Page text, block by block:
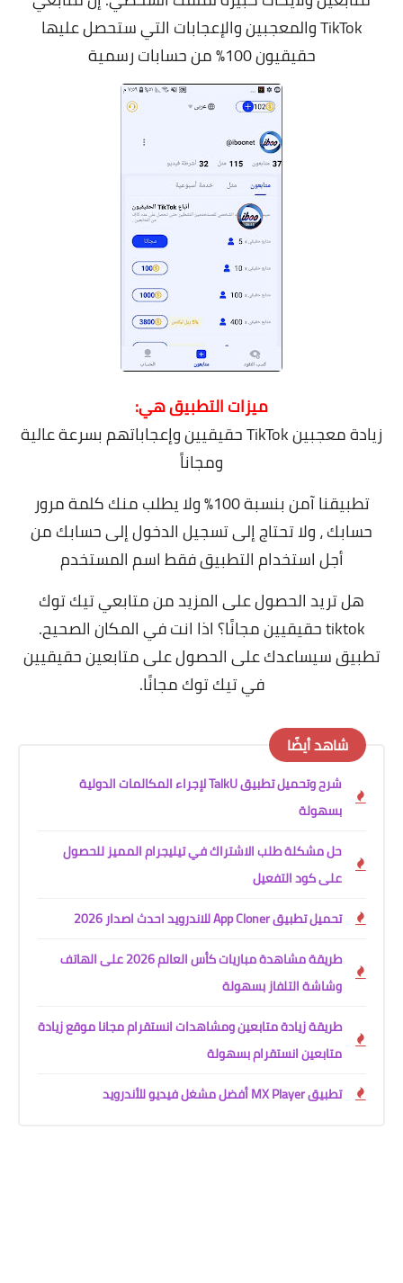
TikTok والمعجبين والإعجابات التي ستحصل عليها
حقيقيون 100٪ من حسابات رسمية
ميزات التطبيق هي:
زيادة معجبين TikTok حقيقيين وإعجاباتهم بسرعة عالية
ومجاناً
تطبيقنا آمن بنسبة 100٪ ولا يطلب منك كلمة مرور
حسابك ، ولا تحتاج إلى تسجيل الدخول إلى حسابك من
أجل استخدام التطبيق فقط اسم المستخدم
هل تريد الحصول على المزيد من متابعي تيك توك
tiktok حقيقيين مجانًا؟ اذا انت في المكان الصحيح.
تطبيق سيساعدك على الحصول على متابعين حقيقيين
في تيك توك مجانًا.
شاهد أيضًا
شرح وتحميل تطبيق TalkU لإجراء المكالمات الدولية
بسهولة
حل مشكلة طلب الاشتراك في تيليجرام المميز للحصول
على كود التفعيل
تحميل تطبيق App Cloner للاندرويد احدث اصدار 2026
طريقة مشاهدة مباريات كأس العالم 2026 على الهاتف
وشاشة التلفاز بسهولة
طريقة زيادة متابعين ومشاهدات انستقرام مجانا موقع زيادة
متابعين انستقرام بسهولة
تطبيق MX Player أفضل مشغل فيديو للأندرويد